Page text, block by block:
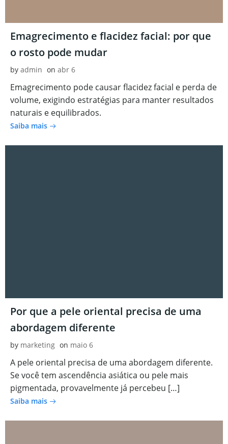
Emagrecimento e flacidez facial: por que
o rosto pode mudar
by admin on abr 6
Emagrecimento pode causar flacidez facial e perda de
volume, exigindo estratégias para manter resultados
naturais e equilibrados.
Saiba mais
Por que a pele oriental precisa de uma
abordagem diferente
by marketing on maio 6
A pele oriental precisa de uma abordagem diferente.
Se você tem ascendência asiática ou pele mais
pigmentada, provavelmente já percebeu […]
Saiba mais